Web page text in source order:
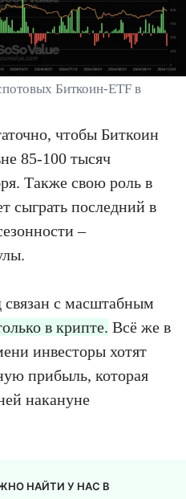
Биткоин-ETF в
чтобы Биткоин
85-100 тысяч
Также свою роль в
сыграть последний в
–
с масштабным
в крипте. Всё же в
инвесторы хотят
прибыль, которая
накануне
НАЙТИ У НАС В